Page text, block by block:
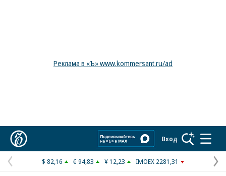
Реклама в «Ъ» www.kommersant.ru/ad
Вход
Предыдущая
$ 82,16 € 94,83 ¥ 12,23 IMOEX 2281,31